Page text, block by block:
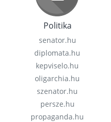
Politika
senator.hu
diplomata.hu
kepviselo.hu
oligarchia.hu
szenator.hu
persze.hu
propaganda.hu